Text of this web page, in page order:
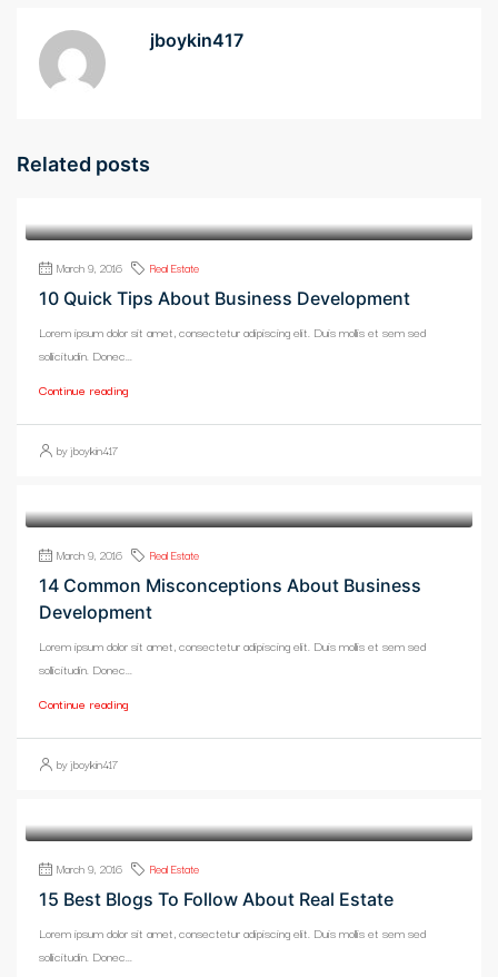
jboykin417
Related posts
March 9, 2016 Real Estate
10 Quick Tips About Business Development
Lorem ipsum dolor sit amet, consectetur adipiscing elit. Duis mollis et sem sed
sollicitudin. Donec...
Continue reading
by jboykin417
March 9, 2016 Real Estate
14 Common Misconceptions About Business
Development
Lorem ipsum dolor sit amet, consectetur adipiscing elit. Duis mollis et sem sed
sollicitudin. Donec...
Continue reading
by jboykin417
March 9, 2016 Real Estate
15 Best Blogs To Follow About Real Estate
Lorem ipsum dolor sit amet, consectetur adipiscing elit. Duis mollis et sem sed
sollicitudin. Donec...